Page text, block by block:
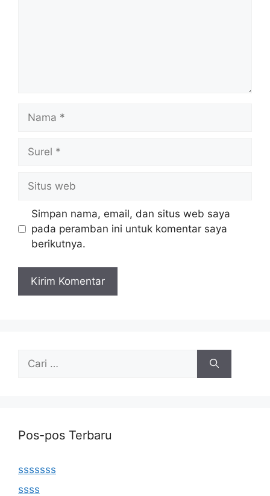
Nama
Surel
Situs
web
Simpan nama, email, dan situs web saya
pada peramban ini untuk komentar saya
berikutnya.
untuk:
Pos-pos Terbaru
sssssss
ssss